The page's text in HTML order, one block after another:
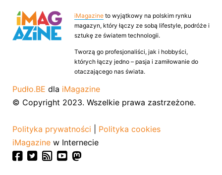
iMagazine to wyjątkowy na polskim rynku
magazyn, który łączy ze sobą lifestyle, podróże i
sztukę ze światem technologii.
Tworzą go profesjonaliści, jak i hobbyści,
których łączy jedno – pasja i zamiłowanie do
otaczającego nas świata.
Pudło.BE dla iMagazine
© Copyright 2023. Wszelkie prawa zastrzeżone.
Polityka prywatności
Polityka cookies
iMagazine w Internecie